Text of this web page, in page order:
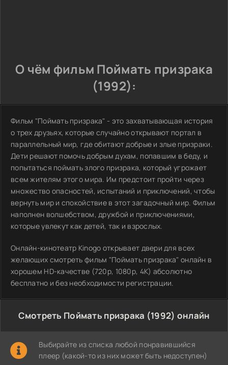
О чём фильм Поймать призрака
(1992):
Фильм "Поймать призрака" - это захватывающая история
о трех друзьях, которые случайно открывают портал в
параллельный мир, где обитают добрые и злые призраки.
Дети решают помочь добрым духам, попавшим в беду, и
попытаться поймать злого призрака, который угрожает
всем жителям этого мира. Им предстоит пройти через
множество опасностей, испытаний и приключений, чтобы
вернуть мир и спокойствие в этот загадочный мир. Фильм
наполнен волшебством, дружбой и приключениями,
которые увлекут как детей, так и взрослых.
Онлайн-кинотеатр Kinogo открывает двери для всех
желающих смотреть фильм "Поймать призрака" онлайн в
хорошем HD-качестве (720p, 1080p, 4K) абсолютно
бесплатно и без необходимости регистрации.
Смотреть Поймать призрака (1992) онлайн
Выбирайте из списка любой понравившийся
плеер (какой-то из них может быть недоступен)